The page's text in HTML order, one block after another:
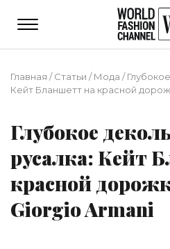
Главная /Статьи /Мода /
Кейт Бланшетт на красной
Глубокое
русалка: Кейт
красной
Giorgio Armani